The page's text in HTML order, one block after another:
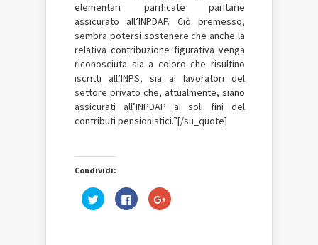
elementari parificate paritarie
assicurato all’INPDAP. Ciò premesso,
sembra potersi sostenere che anche la
relativa contribuzione figurativa venga
riconosciuta sia a coloro che risultino
iscritti all’INPS, sia ai lavoratori del
settore privato che, attualmente, siano
assicurati all’INPDAP ai soli fini del
contributi pensionistici.”[/su_quote]
Condividi:
Fai
clic
Fai
clic
Fai
clic